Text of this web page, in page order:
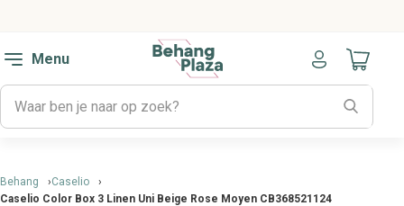
Menu
Naar
Behang
Caselio
Caselio Color Box 3 Linen Uni Beige Rose Moyen CB368521124